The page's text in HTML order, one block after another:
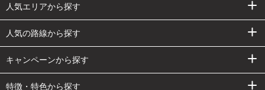
人気エリアから探す
人気の路線から探す
キャンペーンから探す
特徴・特色から探す